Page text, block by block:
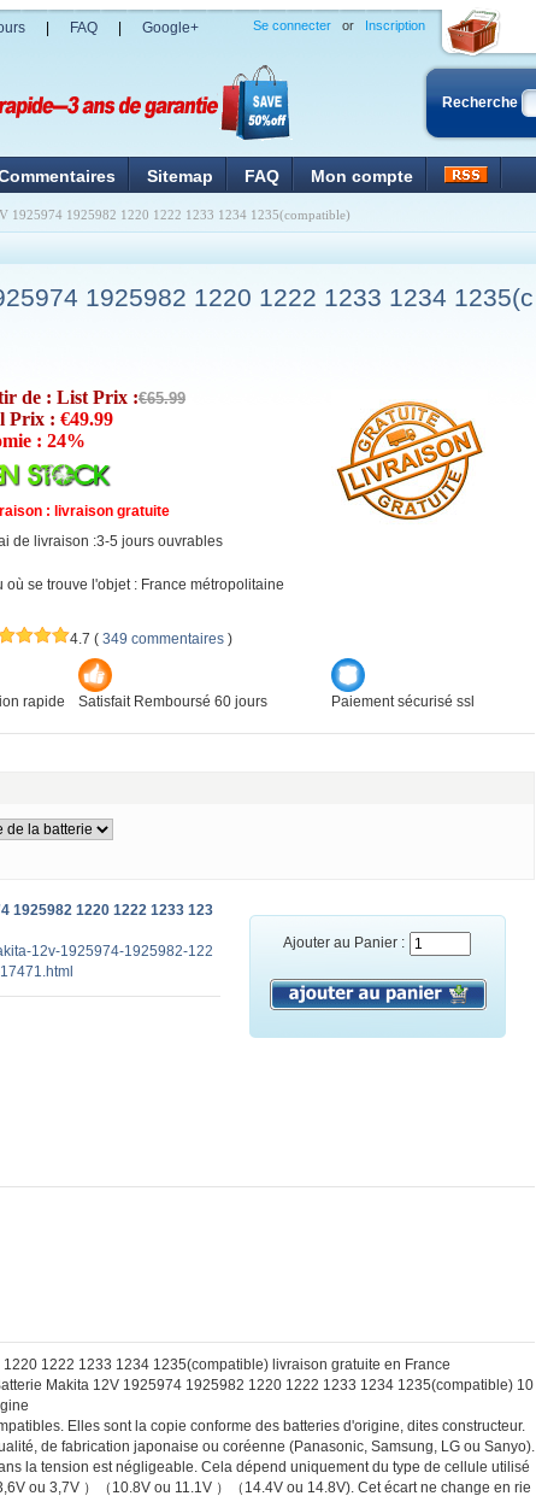
FAQ Google+ Se connecter or Inscription
Recherche
Sitemap FAQ Mon compte
1925974 1925982 1220 1222 1233 1234 1235(compatible)
1925982 1220 1222 1233 1234 1235(c
de : List Prix :€65.99
Prix : €49.99
: 24%
: livraison gratuite
de livraison :3-5 jours ouvrables
où se trouve l'objet : France métropolitaine
4.7 ( 349 commentaires )
rapide Satisfait Remboursé 60 jours Paiement sécurisé ssl
Ajouter au Panier :
1925982 1220 1222 1233 123
12v-1925974-1925982-122
1222 1233 1234 1235(compatible) livraison gratuite en France
Makita 12V 1925974 1925982 1220 1222 1233 1234 1235(compatible) 10
Elles sont la copie conforme des batteries d'origine, dites constructeur.
de fabrication japonaise ou coréenne (Panasonic, Samsung, LG ou Sanyo).
la tension est négligeable. Cela dépend uniquement du type de cellule utilisé
ou 3,7V ）（10.8V ou 11.1V ）（14.4V ou 14.8V). Cet écart ne change en rie